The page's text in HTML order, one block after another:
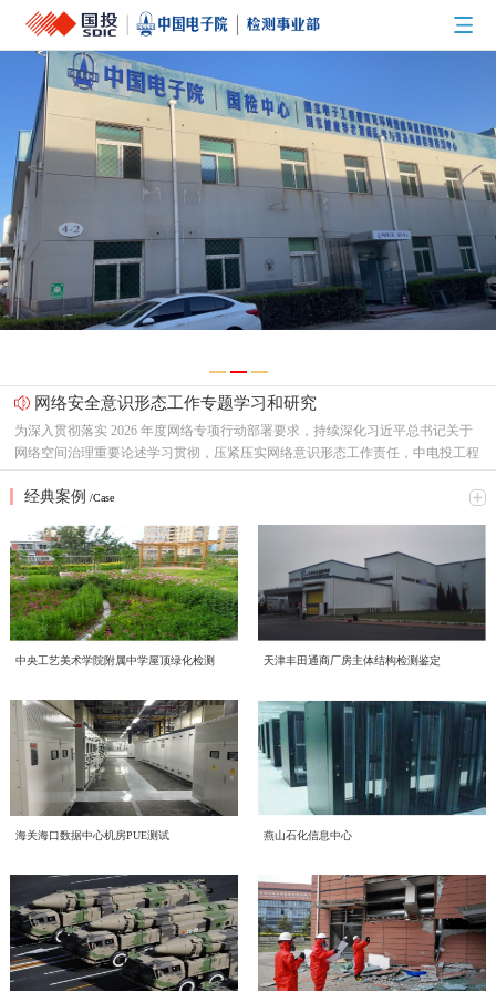
网络安全意识形态工作专题学习和研究
为深入贯彻落实 2026 年度网络专项行动部署要求，持续深化习近平总书记关于
网络空间治理重要论述学习贯彻，压紧压实网络意识形态工作责任，中电投工程
研究检测评定中心有限公司（以下简称“中心”）党总支召开专题支委会，集中研
究网络意识形态重点工作，全面梳理工作提升方向、明确落实举措。结合本次会
态工作核心意义互联网是意识形态斗争的主阵地、主战场、最前沿，网络意识形
态安全直接关系政治安全、舆论安全和单位长远发展。习近平总书记深刻指
出；“过不了互联网这一关，就过不了长期执政这一关，必须坚持正能量是总要
求、管得住是硬道理、用得好是真本事，持续健全网络生态治理长效机制，营造
风清气正的网络空间”。中心运营自有新媒体宣传平台，党员、职工线上交流、
对外业务宣传频次高，各类线上内容发布、网络言论行为都直接代表单位形象、
力，摒弃 “重业务、轻网信” 的片面认知，把网络意识形态工作摆在党建重点位
置，坚持守土有责、守土负责、守土尽责，牢牢管好、守好、用好各类网络阵
地。二、对标专项部署，明晰网络意识形态两大重点工作任务会议传达上级
2026 年度网络专项行动工作要求，结合中心运营管理实际，梳理当前网络意识
形态工作提升方向，明确两项核心工作抓手：（一）从严规范新媒体平台发布流
程，刚性落实 “三校三审” 机制新媒体是对外宣传、传递单位声音的重要载体，
内容导向容不得半点疏漏。将继续完善中心自有新媒体平台信息发布全流程管控
审” 制度：落实三级审核流程，每一级审核均留存书面或线上审核记录，做到全
程可追溯；2. 严把内容导向关口：所有对外发布图文、短视频、工作动态、宣传
材料，必须坚守正确政治方向、舆论导向、价值取向，重点核查政策表述、行业
宣传、对外口径，杜绝模糊表述、片面化表达、导向偏差内容上线；3. 常态化开
展平台自查自纠，定期梳理历史发布内容，及时清理过时、存在风险隐患的信
息，建立宣传内容负面清单，从源头防范舆情风险。（二）常态化开展党员专题
节能新起点，低碳向未来！
明的环保知识学习活动，积极响应2026年全国低碳日“绿色转型 全民同行”主题号
召。一、三部宣传片，共学绿色理念 本次学习重点围绕三部权威宣传片展开，
三部宣传片，视角不同、侧重各异，但指向同一个目标——让绿色低碳成为每个
人的行动自觉。 2026年全国低碳日“绿色转型 全民同行”主题宣传片 由生态环境
部发布，紧扣今年全国低碳日主题，号召全社会共同参与绿色转型，强调低碳发
来”主题视频 聚焦工业和信息化系统节能降碳实践，展示各领域在节能提效、绿
能降碳《守望未来》主题宣传片 以公共机构为切入点，讲述节能降碳背后的责
任与担当，传递"节约资源就是守护未来"的理念，展现公共机构在绿色转型中的
示范引领作用。二、立足"十五五"，践行全流程绿色理念在中国电子工程设计院
股份有限公司的引领下，我们立足“十五五”碳排放双控新要求，从设计、施工到
运维全流程践行绿色发展理念。 设计阶段，优先采用节能环保技术方案，从源
运维阶段，持续优化能源管理，以精细化运营实现长效减碳。三、从点滴做起，
纸，选择绿色出行让我们携手共建低碳企业，为美丽中国贡献力量！
喜报！中电投工程研究检测评定中心成功获批CNAS温室气体
审定与核查认可资质
近日，中电投工程研究检测评定中心有限公司（以下简称中心）顺利通过中国合
格评定国家认可委员会（CNAS）严格评审，成功取得温室气体审定和核查分项
认可资质，认可注册号为CNAS VV048-EI。此次资质的成功获批，标志着中心
温室气体核查、碳资产管理与低碳技术服务能力正式获得国家级、国际化权威认
委员会（CNAS）是国内权威的实验室与检验检测机构认可机构，其认可资质具
备国际互认效力，严格遵循ISO 14064系列国际标准及国家温室气体审定核查相
关准则，评审标准严苛、涵盖范围全面，是衡量机构碳核查技术能力、公正性与
权威性的核心标杆，获得该项认可意味着机构出具的温室气体审定、核查结果可
获得全球多个国家和地区的认可，具备极强的公信力与法律效力。 评审过程
中，CNAS评审组通过资料审核、现场核查、体系核查等多维度、全流程严苛评
审，对中心温室气体量化核算、排放核查、数据溯源管理、质量管理体系等核心
管理程序以及严谨的技术服务流程，最终确认中心完全符合温室气体审定与核查
机构认可规范要求，准予获批相关认可资质。 作为深耕工程检测、评定与绿色
低碳技术服务领域的专业机构，中电投工程研究检测评定中心有限公司长期聚
焦“双碳”战略落地，深耕绿色低碳产业赛道，持续完善碳服务技术体系，组建专
业碳核查技术团队，深耕电子电气设备，工业机械，食品，土木工程，建材等多
赋能合规高质量发展 中电投检测中心承接国投健康公司启动
力企业高质量、可持续、安全化发展，中国电子工程设计院股份有限公司全资子
公司中电投工程研究检测评定中心有限公司（以下简称“中电投检测中心”）承接
了国投健康产业投资有限公司（以下简称“国投健康”）质量、环境、职业健康安
全管理三体系建设项目。并于近日组织召开质量、环境、职业健康安全管理三体
系建设项目启动会。本次启动的三体系建设，严格对标 GB/T 19001-2016/ISO
9001:2015质量管理体系、GB/T 24001-2016/ISO 14001:2015环境管理体系、GB/T
45001-2020/ISO 45001:2018职业健康安全管理体系。结合标准条款和国投健康运
程工作安排，确保体系建设贴合企业实际经营情况，真正实现标准化落地、常态
化运行、长效化赋能。作为本次三体系建设工作的技术支撑单位，中电投检测中
心将持续推进国投健康三体系建设、运行、认证工作，以标准化管理赋能健康产
业高质量发展，助力国投健康全力打造管理规范、服务优质、安全可控、可持续
发展的长效管理机制。
CECS协会标准《电子工业化学品系统验收标准（送审稿）》
审查会顺利召开
近日，由中国电子工程设计院股份有限公司国家电子工程建筑及环境性能质量检
验检测中心主编的中国工程建设标准化协会标准《电子工业化学品系统验收标准
（送审稿）》（以下简称《标准》）审查会在北京召开。近年来，随着国内半导
体集成电路、平板显示等行业的快速发展，高纯化学品系统作为整个电子工程建
学品系统质量和验收细则的标准缺失，现行GB 50781、等标准多是从设计、建
造的角度，对电子工业气体系统进行技术规定，从质量控制角度目前的做法基本
是引用SEMI、ASTM等国外标准，一方面缺少技术一致性，另一方面制约了国
内相关产业的发展。本标准从立项开始，就得到了CECS 电子工程分会的大力支
持和行业的高度关注，组建了涵盖业主单位、设计院、施工单位、材料和设备供
应商、检测和技术服务机构等20多家参编单位的编制组。中国工程建设标准化协
中电投检测中心为工业建筑进行火灾后检测鉴定—全维度检
近期，我中心针对某电厂烟囱火灾事件完成全面检测鉴定工作。本次鉴定严格依
准》等国家标准，通过实体检测、温度场仿真、力学分析等多维度评估，明确烟
囱结构现状及后续处置方向，为电厂安全生产提供科学支撑。（1）全维度检测
覆盖 核心指标符合规范本次检测首先核查烟囱结构体系及平面布置，确认该钢
筋混凝土筒体整体布置与原设计图纸完全一致。地基基础未见不均匀沉降、滑移
或整体倾斜现象，后续仍需按规范持续开展沉降观测。外观质量检查显示，火灾
环境噪声检测，守护城市声环境质量
随着我国经济发展和城市化进程的加速，噪声污染已成为现代社会中一个日益突
出的环境问题。环境噪声检测作为治理噪声污染的重要环节，对提升环境的健康
及舒适度具有重要意义。 中电投工程研究检测评定中心有限公司（以下简称中
结构检测的智能化升级路径——智慧监测赋能工业装备
经典案例 /Case
中央工艺美术学院附属中学屋顶绿化检测 天津丰田通商厂房主体结构检测鉴定
海关海口数据中心机房PUE测试 燕山石化信息中心